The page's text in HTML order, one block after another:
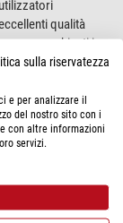
qualità
combinati in
vengono
sulla riservatezza
e per analizzare il
del nostro sito con i
con altre informazioni
servizi.